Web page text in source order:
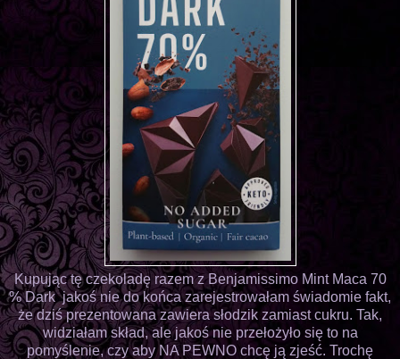
Kupując tę czekoladę razem z Benjamissimo Mint Maca 70
% Dark jakoś nie do końca zarejestrowałam świadomie fakt,
że dziś prezentowana zawiera słodzik zamiast cukru. Tak,
widziałam skład, ale jakoś nie przełożyło się to na
pomyślenie, czy aby NA PEWNO chcę ją zjeść. Trochę